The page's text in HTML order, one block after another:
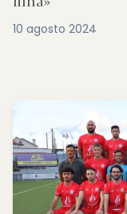
10 agosto 2024